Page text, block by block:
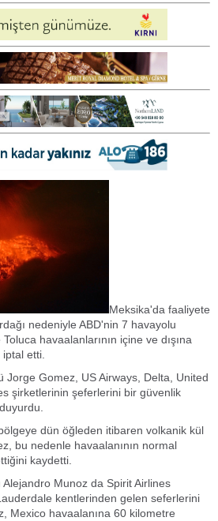
Meksika'da faaliyete
nedeniyle ABD'nin 7 havayolu
havaalanlarının içine ve dışına
etti.
Jorge Gomez, US Airways, Delta, United
şirketlerinin şeferlerini bir güvenlik
dün öğleden itibaren volkanik kül
bu nedenle havaalanının normal
kaydetti.
Alejandro Munoz da Spirit Airlines
kentlerinden gelen seferlerini
Mexico havaalanına 60 kilometre